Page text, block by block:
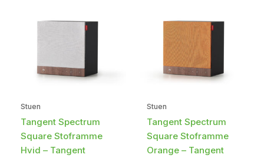
Stuen
Tangent Spectrum
Square Stoframme
Hvid – Tangent
Stuen
Tangent Spectrum
Square Stoframme
Orange – Tangent